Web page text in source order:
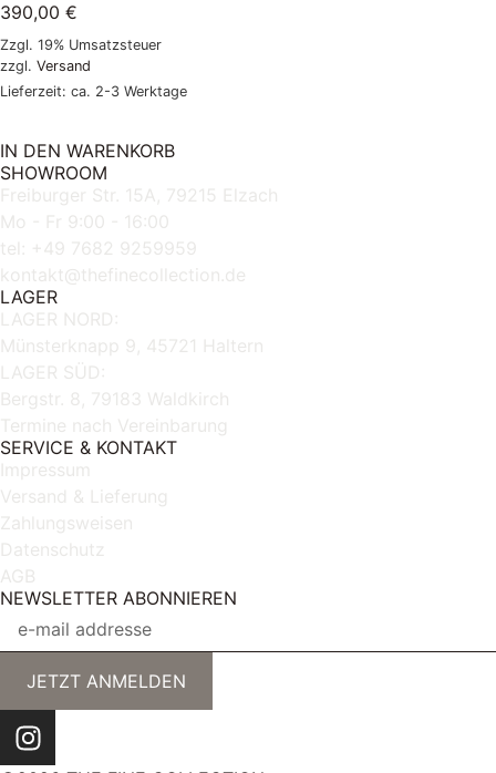
390,00 €
Zzgl. 19% Umsatzsteuer
zzgl. Versand
Lieferzeit: ca. 2-3 Werktage
IN DEN WARENKORB
SHOWROOM
Freiburger Str. 15A, 79215 Elzach
Mo - Fr 9:00 - 16:00
tel: +49 7682 9259959
kontakt@thefinecollection.de
LAGER
LAGER NORD:
Münsterknapp 9, 45721 Haltern
LAGER SÜD:
Bergstr. 8, 79183 Waldkirch
Termine nach Vereinbarung
SERVICE & KONTAKT
Impressum
Versand & Lieferung
Zahlungsweisen
Datenschutz
AGB
NEWSLETTER ABONNIEREN
JETZT ANMELDEN